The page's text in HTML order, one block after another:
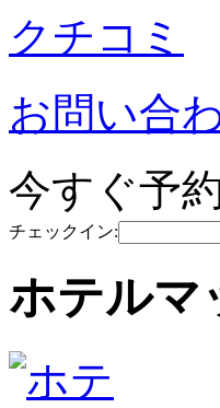
クチコミ
お問い合
今すぐ予
チェックイン:
ホテルマ